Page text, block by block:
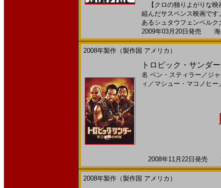
【クロの独りよがりな映
組んだサスペンス映画で
あるシュタウフェンベル
2009年03月20日発売 海
2008年製作（製作国 アメリカ）
トロピック・サンダ
名 ベン・スティラー ／ ジ
ィ ／ マシュー・マコノヒー
2008年11月22日発売
2008年製作（製作国 アメリカ）